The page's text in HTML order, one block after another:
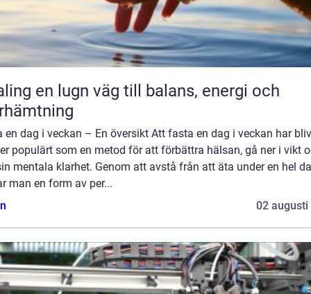
balans, energi och
en dag i veckan – En översikt Att fasta en dag i veckan har
populärt som en metod för att förbättra hälsan, gå ner i vikt
mentala klarhet. Genom att avstå från att äta under en hel
man en form av per...
02 augusti